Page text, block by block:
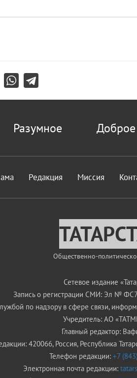
Разумное Доброе
Редакция Миссия
Общественно-
Сетевое издание
Запись о регистрации СМИ: Эл №
по надзору в сфере связи,
Учредитель: АО
Главный редактор:
420066, Россия, Республика
Телефон редакции: +7
Электронная почта редакции: